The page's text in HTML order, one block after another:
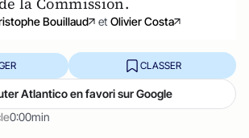
Bouillaud et Olivier Costa
0:00min
CLASSER
Atlantico en favori sur Google